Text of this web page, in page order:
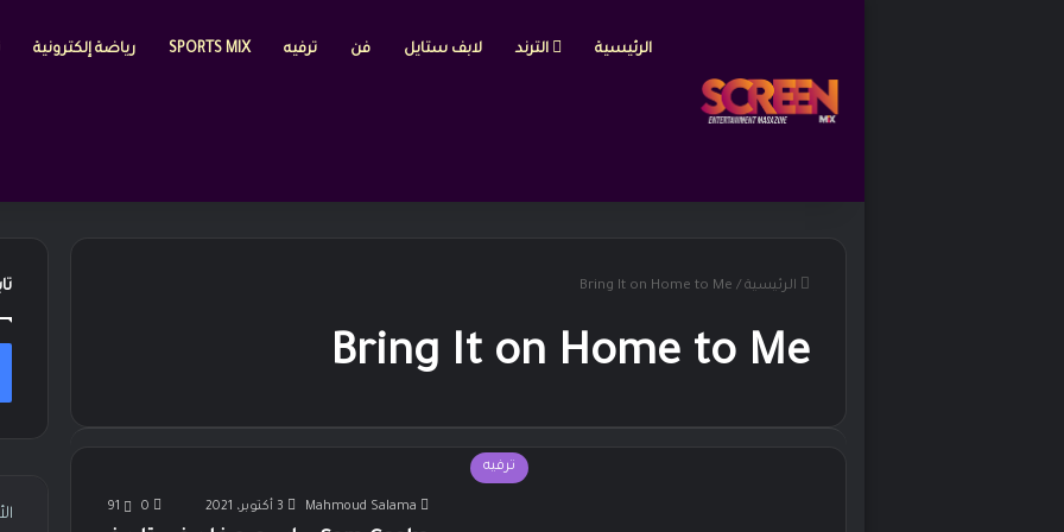
الرئيسية الترند لابف ستايل فن ترفيه SPORTS MIX رياضة إلكترونية
الرئيسية /
Bring It on Home to Me
Bring It on Home to Me
ترفيه
Mahmoud Salama 3 أكتوبر، 2021 0
91